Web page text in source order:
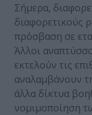
Σήμερα,
διαφορετικούς
πρόσβαση σε
Άλλοι
εκτελούν τις
αναλαμβάνουν
άλλα δίκτυα
νομιμοποίηση